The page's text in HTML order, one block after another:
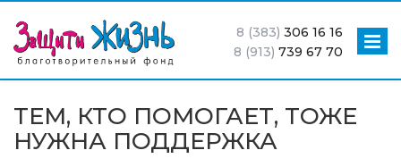
8 (383) 306 16 16
8 (913) 739 67 70
ТЕМ, КТО ПОМОГАЕТ, ТОЖЕ
НУЖНА ПОДДЕРЖКА